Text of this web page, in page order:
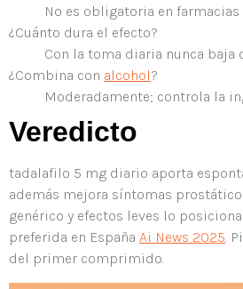
No es obligatoria en
¿Cuánto dura el efecto?
Con la toma diaria nunca
¿Combina con alcohol?
Moderadamente; controla la
Veredicto
tadalafilo 5 mg diario aporta
además mejora síntomas
genérico y efectos leves lo
preferida en España Ai News 2025.
del primer comprimido.